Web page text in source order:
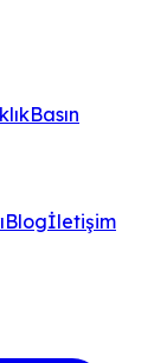
Basın
Blogİletişim